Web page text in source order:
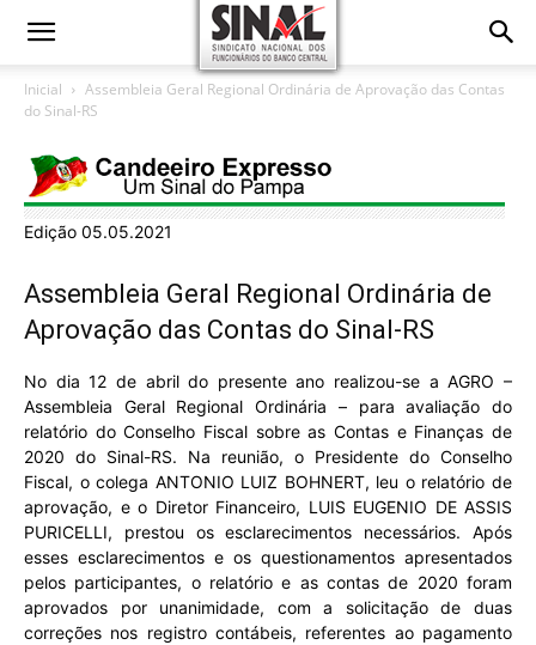
Inicial
Assembleia Geral Regional Ordinária de Aprovação das Contas
do Sinal-RS
Edição 05.05.2021
Assembleia Geral Regional Ordinária de
Aprovação das Contas do Sinal-RS
No dia 12 de abril do presente ano realizou-se a AGRO –
Assembleia Geral Regional Ordinária – para avaliação do
relatório do Conselho Fiscal sobre as Contas e Finanças de
2020 do Sinal-RS. Na reunião, o Presidente do Conselho
Fiscal, o colega ANTONIO LUIZ BOHNERT, leu o relatório de
aprovação, e o Diretor Financeiro, LUIS EUGENIO DE ASSIS
PURICELLI, prestou os esclarecimentos necessários. Após
esses esclarecimentos e os questionamentos apresentados
pelos participantes, o relatório e as contas de 2020 foram
aprovados por unanimidade, com a solicitação de duas
correções nos registro contábeis, referentes ao pagamento